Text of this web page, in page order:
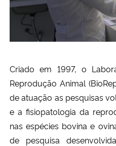
Criado em 1997, o
Reprodução Animal
de atuação as pesquisas
e a fisiopatologia da
nas espécies bovina e
de pesquisa